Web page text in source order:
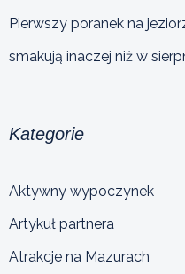
Pierwszy poranek na
smakują inaczej niż w
Kategorie
Aktywny wypoczynek
Artykuł partnera
Atrakcje na Mazurach